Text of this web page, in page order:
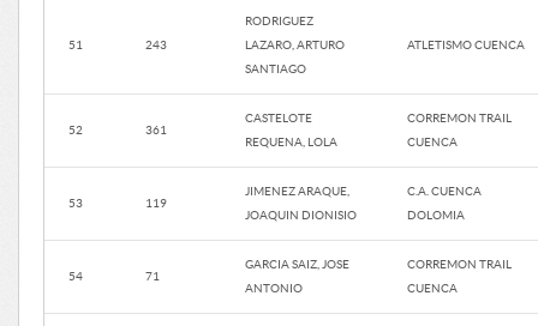
51 243
RODRIGUEZ
LAZARO, ARTURO
SANTIAGO
ATLETISMO CUENCA
52 361
CASTELOTE
REQUENA, LOLA
CORREMON TRAIL
CUENCA
53 119
JIMENEZ ARAQUE,
JOAQUIN DIONISIO
C.A. CUENCA
DOLOMIA
54 71
GARCIA SAIZ, JOSE
ANTONIO
CORREMON TRAIL
CUENCA